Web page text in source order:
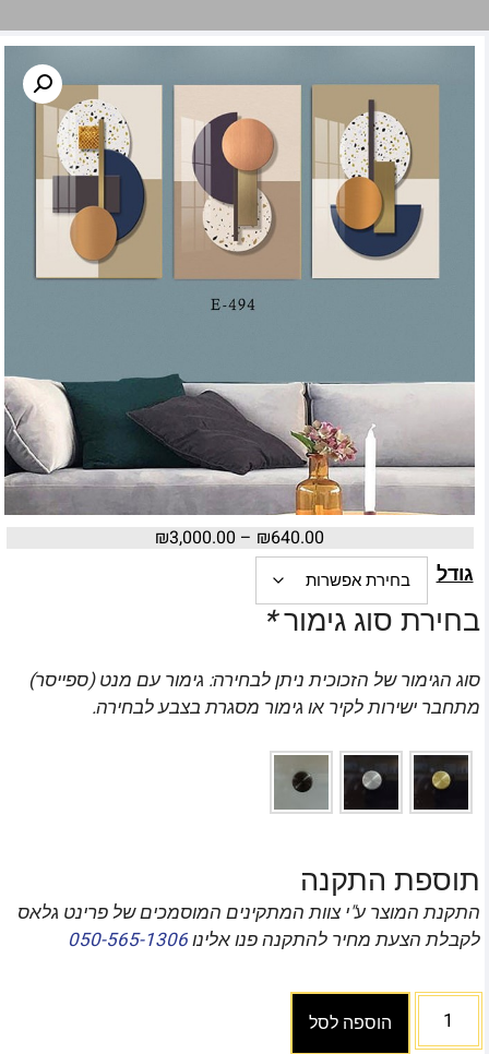
₪640.00
–
₪3,000.00
גודל
בחירת סוג גימור*
סוג הגימור של הזכוכית ניתן לבחירה: גימור עם מנט (ספייסר)
מתחבר ישירות לקיר או גימור מסגרת בצבע לבחירה.
תוספת התקנה
התקנת המוצר ע"י צוות המתקינים המוסמכים של פרינט גלאס
לקבלת הצעת מחיר להתקנה פנו אלינו050-565-1306
הוספה לסל